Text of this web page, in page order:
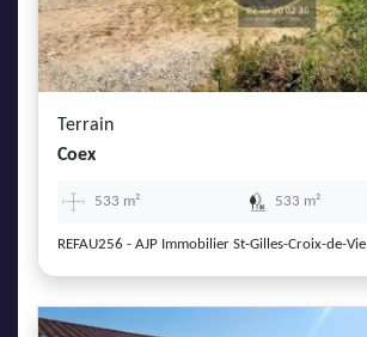
Terrain
Coex
533 m² 533 m²
REFAU256 - AJP Immobilier St-Gilles-Croix-de-Vie